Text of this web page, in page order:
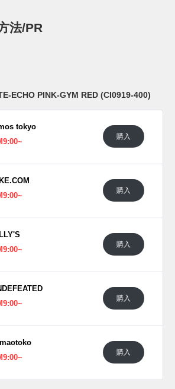
ステップ)"でAF1らしからぬ軽やかな履
LINE@ などで報告したい。
ECHO PINK-GYM RED (CI0919-
PINK-GYM RED (CI0919-003)
(CI0919-001)
法/PR
ECHO PINK-GYM RED (CI0919-400)
tokyo
購入
購入
購入
購入
購入